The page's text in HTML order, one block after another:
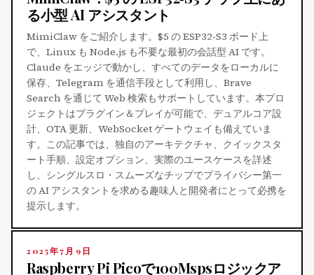
る小型 AI アシスタント
MimiClaw をご紹介します。$5 の ESP32‑S3 ボード上
で、Linux も Node.js も不要な最初の会話型 AI です。
Claude をエッジで動かし、すべてのデータをローカルに
保存、Telegram を通信手段として利用し、Brave
Search を通じて Web 検索もサポートしています。本プロ
ジェクトはプラグイン＆プレイが可能で、デュアルコア設
計、OTA 更新、WebSocket ゲートウェイも備えていま
す。この記事では、独自のアーキテクチャ、クイックスタ
ート手順、設定オプション、実際のユースケースを詳述
し、シングルスロ・スムーズなチップでプライバシー第一
の AI アシスタントを求める趣味人と開発者にとって必携を
提示します。
2025年7月9日
Raspberry Pi Picoで100Mspsロジックア